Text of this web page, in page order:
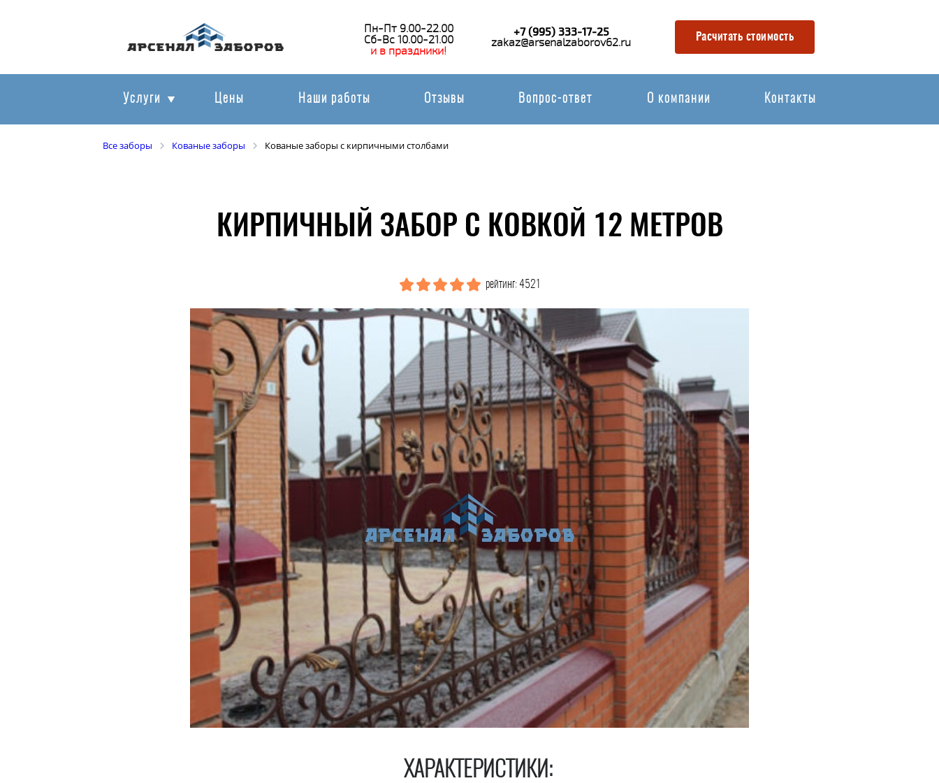
Пн-Пт 9.00-22.00
Сб-Вс 10.00-21.00
и в праздники!
+7 (995) 333-17-25
zakaz@arsenalzaborov62.ru Расчитать стоимость
Услуги Цены Наши работы Отзывы Вопрос-ответ О компании Контакты
Все заборы Кованые заборы Кованые заборы с кирпичными столбами
КИРПИЧНЫЙ ЗАБОР С КОВКОЙ 12 МЕТРОВ
рейтинг: 4521
ХАРАКТЕРИСТИКИ: